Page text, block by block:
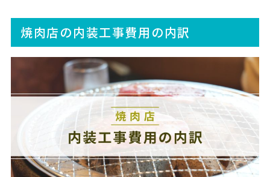
焼肉店の内装工事費用の内訳